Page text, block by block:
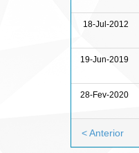
18-Jul-2012
19-Jun-2019
28-Fev-2020
< Anterior